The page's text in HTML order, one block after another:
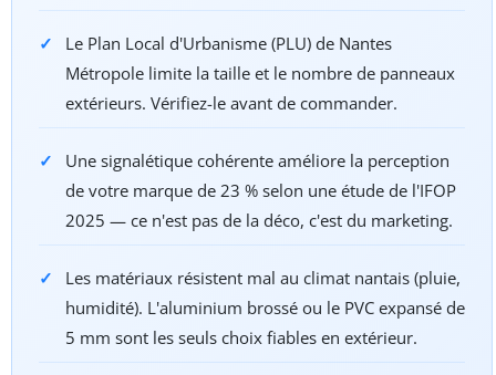
Le Plan Local d'Urbanisme (PLU) de Nantes
Métropole limite la taille et le nombre de panneaux
extérieurs. Vérifiez-le avant de commander.
Une signalétique cohérente améliore la perception
de votre marque de 23 % selon une étude de l'IFOP
2025 — ce n'est pas de la déco, c'est du marketing.
Les matériaux résistent mal au climat nantais (pluie,
humidité). L'aluminium brossé ou le PVC expansé de
5 mm sont les seuls choix fiables en extérieur.